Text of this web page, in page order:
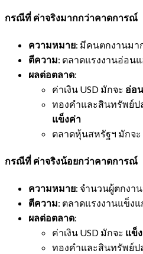
กรณีที่ ค่าจริงมากกว่าคาดการณ์
ความหมาย: มีคนตกงานม
ตีความ: ตลาดแรงงานอ่อน
ผลต่อตลาด:
ค่าเงิน USD มักจะ อ่อ
ทองคำและสินทรัพย์ป
แข็งค่า
ตลาดหุ้นสหรัฐฯ มักจะ
กรณีที่ ค่าจริงน้อยกว่าคาดการณ์
ความหมาย: จำนวนผู้ตกงา
ตีความ: ตลาดแรงงานแข็งแ
ผลต่อตลาด:
ค่าเงิน USD มักจะ แข็
ทองคำและสินทรัพย์ป